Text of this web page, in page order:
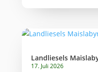
Landliesels
17. Juli 2026